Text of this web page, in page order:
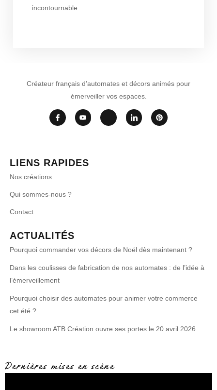
incontournable
Créateur français d’automates et décors animés pour
émerveiller vos espaces.
LIENS RAPIDES
Nos créations
Qui sommes-nous ?
Contact
ACTUALITÉS
Pourquoi commander vos décors de Noël dès maintenant ?
Dans les coulisses de fabrication de nos automates : de l’idée à
l’émerveillement
Pourquoi choisir des automates pour animer votre commerce
cet été ?
Le showroom ATB Création ouvre ses portes le 20 avril 2026
Dernières mises en scène